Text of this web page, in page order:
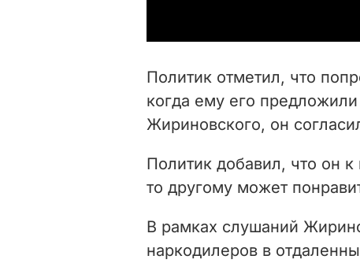
Политик отметил, что
когда ему его
Жириновского, он
Политик добавил, что он
то другому может
В рамках слушаний
наркодилеров в